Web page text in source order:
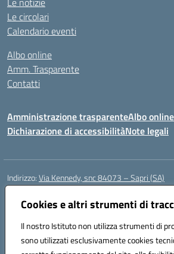
Cookies e altri strumenti di
Il nostro Istituto non utilizza strumenti di
sono utilizzati esclusivamente cookies
Le circolari
Calendario eventi
Albo online
Amm. Trasparente
Contatti
Amministrazione trasparenteAlbo online
Dichiarazione di accessibilitàNote legali
Indirizzo:Via Kennedy, snc 84073 – Sapri (SA)
Centralino:
Posta elettronica certificata (PEC):
Codice fiscale: 84002700650
Codice meccanografico:SAIC878008
Codice Indice delle Pubbliche Amministrazioni